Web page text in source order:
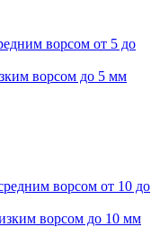
ворсом от 5 до
ворсом до 5 мм
ворсом от 10 до
ворсом до 10 мм